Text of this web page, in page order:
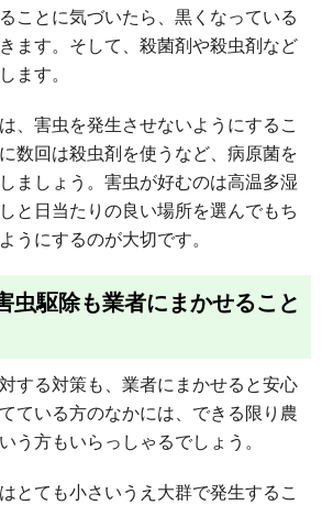
ことに気づいたら、黒くなっている
ます。そして、殺菌剤や殺虫剤など
ます。
、害虫を発生させないようにするこ
数回は殺虫剤を使うなど、病原菌を
ましょう。害虫が好むのは高温多湿
と日当たりの良い場所を選んでもち
うにするのが大切です。
虫駆除も業者にまかせること
する対策も、業者にまかせると安心
ている方のなかには、できる限り農
う方もいらっしゃるでしょう。
とても小さいうえ大群で発生するこ